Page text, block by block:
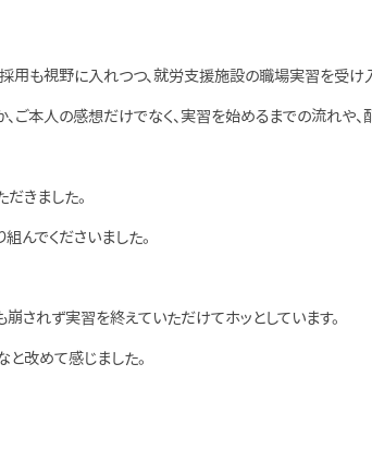
用も視野に入れつつ、就労支援施設の職場実習を受け
本人の感想だけでなく、実習を始めるまでの流れや、
きました。
んでくださいました。
されず実習を終えていただけてホッとしています。
改めて感じました。